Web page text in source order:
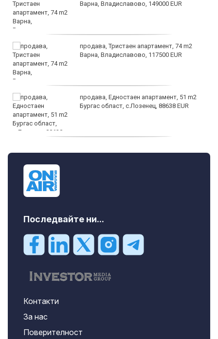
Варна, Владиславово, 149000 EUR
продава, Тристаен апартамент, 74 m2
Варна, Владиславово, 117500 EUR
продава, Едностаен апартамент, 51 m2
Бургас област, с.Лозенец, 88638 EUR
Последвайте ни...
Контакти
За нас
Поверителност